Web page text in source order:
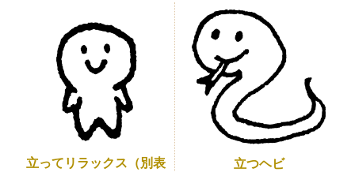
立ってリラックス（別表
立つヘビ